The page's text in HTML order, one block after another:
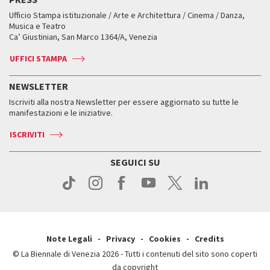
Servizi al pubblico
Come raggiungerci
Press
Orari e sedi
Accrediti
Come raggiungerci
Orari e sedi
Biglietti
Accrediti
Come raggiungerci
Contatti
Press
Servizi al pubblico
Come raggiungerci
Press
Workshop di critica teatrale
Leone d’oro alla carriera
Leone d’argento
Edizioni passate
Orari e sedi
Biglietti
Servizi al pubblico
Come raggiungerci
Contatti
Fondi e Collezioni
Biennale College ASAC
ASAC DATI
Storia
Orari e sedi
Ufficio Stampa istituzionale / Arte e Architettura / Cinema / Danza,
Musica e Teatro
Ca’ Giustinian, San Marco 1364/A, Venezia
UFFICI STAMPA
NEWSLETTER
Iscriviti alla nostra Newsletter per essere aggiornato su tutte le
manifestazioni e le iniziative.
ISCRIVITI
SEGUICI SU
Note Legali Privacy Cookies
Credits
© La Biennale di Venezia 2026 - Tutti i contenuti del sito sono coperti
da copyright